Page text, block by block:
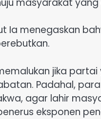
Ia menegaskan
jika
Padahal,
agar lahir
eksponen